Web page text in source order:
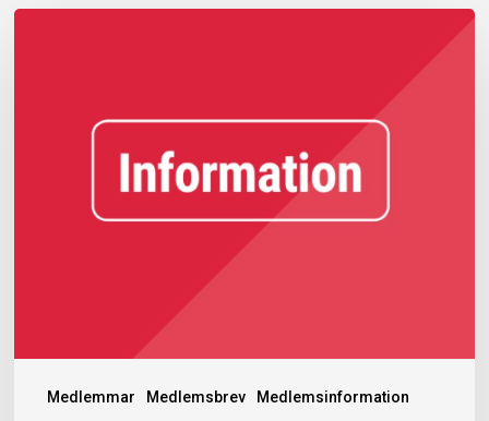
Medlemmar Medlemsbrev Medlemsinformation